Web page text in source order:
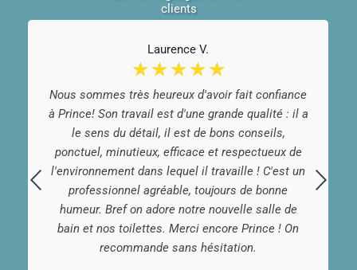
clients
Laurence V.
☆ ☆ ☆ ☆ ☆
Nous sommes très heureux d'avoir fait confiance
à Prince! Son travail est d'une grande qualité : il a
le sens du détail, il est de bons conseils,
ponctuel, minutieux, efficace et respectueux de
l'environnement dans lequel il travaille ! C'est un
professionnel agréable, toujours de bonne
humeur. Bref on adore notre nouvelle salle de
bain et nos toilettes. Merci encore Prince ! On
recommande sans hésitation.